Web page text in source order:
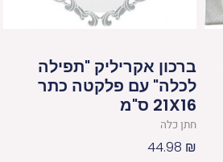
ברכון אקריליק "תפילה
לכלה" עם פלקטה כתר
21X16 ס"מ
חתן כלה
44.98 ₪